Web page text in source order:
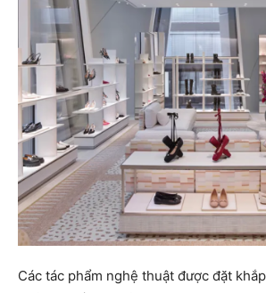
Các tác phẩm nghệ thuật được đặt